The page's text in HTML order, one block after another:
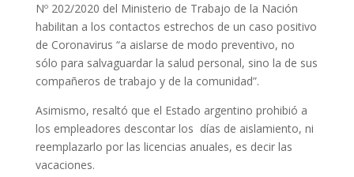
Nº 202/2020 del Ministerio de Trabajo de la Nación
habilitan a los contactos estrechos de un caso positivo
de Coronavirus “a aislarse de modo preventivo, no
sólo para salvaguardar la salud personal, sino la de sus
compañeros de trabajo y de la comunidad”.
Asimismo, resaltó que el Estado argentino prohibió a
los empleadores descontar los días de aislamiento, ni
reemplazarlo por las licencias anuales, es decir las
vacaciones.